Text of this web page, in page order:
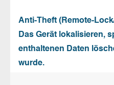
Anti-Theft (Remote-
Das Gerät lokalisieren,
enthaltenen Daten
wurde.